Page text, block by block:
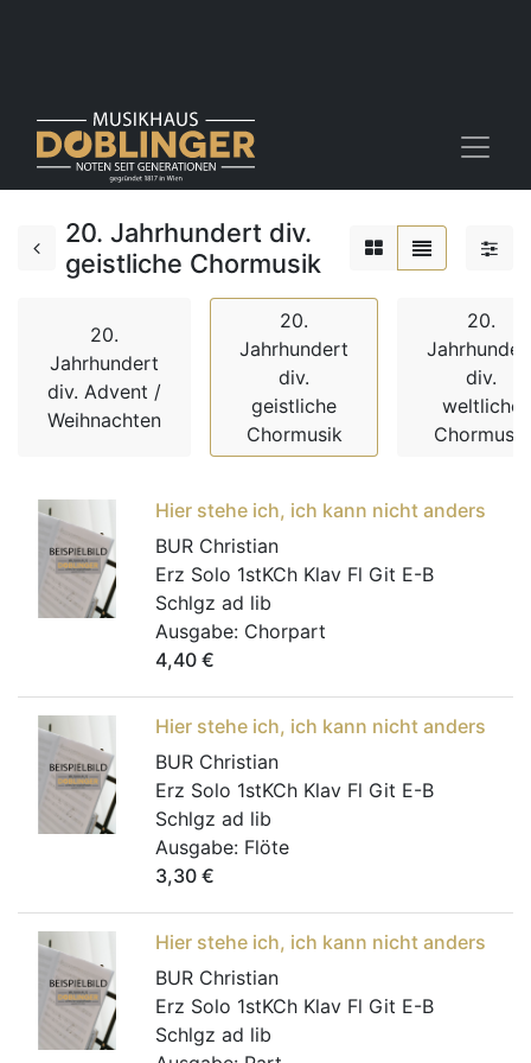
20. Jahrhundert div.
geistliche Chormusik
20.
Jahrhundert
div. Advent /
Weihnachten
20.
Jahrhundert
div.
geistliche
Chormusik
20.
div.
weltliche
Chormusik
Hier stehe ich, ich kann nicht anders
BUR Christian
Erz Solo 1stKCh Klav Fl Git E-B
Schlgz ad lib
Ausgabe: Chorpart
4,40 €
Hier stehe ich, ich kann nicht anders
BUR Christian
Erz Solo 1stKCh Klav Fl Git E-B
Schlgz ad lib
Ausgabe: Flöte
3,30 €
Hier stehe ich, ich kann nicht anders
BUR Christian
Erz Solo 1stKCh Klav Fl Git E-B
Schlgz ad lib